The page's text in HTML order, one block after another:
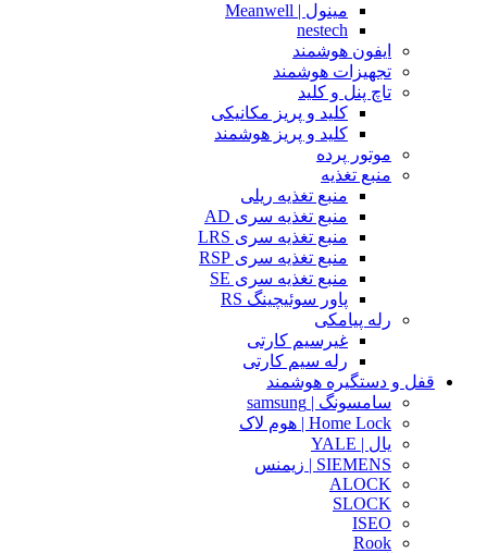
مینول | Meanwell
nestech
ایفون هوشمند
تجهیزات هوشمند
تاچ پنل و کلید
کلید و پریز مکانیکی
کلید و پریز هوشمند
موتور پرده
منبع تغذیه
منبع تغذیه ریلی
منبع تغذیه سری AD
منبع تغذیه سری LRS
منبع تغذیه سری RSP
منبع تغذیه سری SE
پاور سوئیچینگ RS
رله پیامکی
غیرسیم کارتی
رله سیم کارتی
قفل و دستگیره هوشمند
سامسونگ | samsung
Home Lock | هوم لاک
یال | YALE
SIEMENS | زیمنس
ALOCK
SLOCK
ISEO
Rook